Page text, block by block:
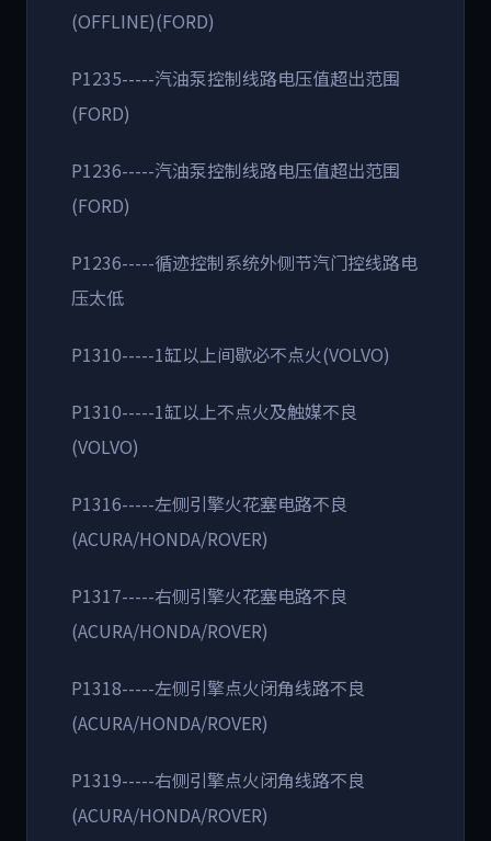
(OFFLINE)(FORD)
P1235-----汽油泵控制线路电压值超出范围
(FORD)
P1236-----汽油泵控制线路电压值超出范围
(FORD)
P1236-----循迹控制系统外侧节汽门控线路电
压太低
P1310-----1缸以上间歇必不点火(VOLVO)
P1310-----1缸以上不点火及触媒不良
(VOLVO)
P1316-----左侧引擎火花塞电路不良
(ACURA/HONDA/ROVER)
P1317-----右侧引擎火花塞电路不良
(ACURA/HONDA/ROVER)
P1318-----左侧引擎点火闭角线路不良
(ACURA/HONDA/ROVER)
P1319-----右侧引擎点火闭角线路不良
(ACURA/HONDA/ROVER)